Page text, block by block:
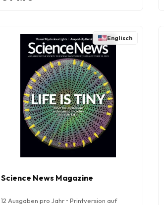
Englisch
Science News Magazine
12 Ausgaben pro Jahr • Printversion auf